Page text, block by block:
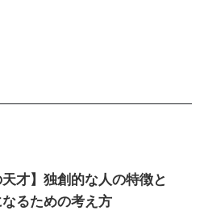
天才】独創的な人の特徴と
るための考え方